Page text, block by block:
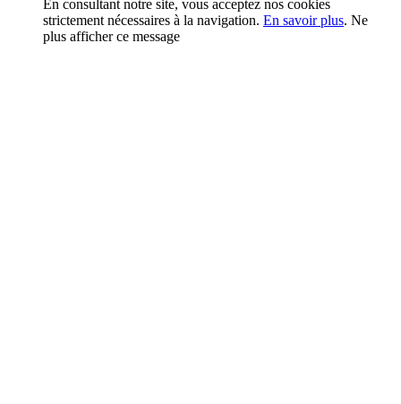
En consultant notre site, vous acceptez nos cookies
strictement nécessaires à la navigation. En savoir plus. Ne
plus afficher ce message